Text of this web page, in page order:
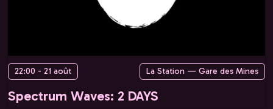
22:00 - 21 août La Station — Gare des Mines
Spectrum Waves: 2 DAYS